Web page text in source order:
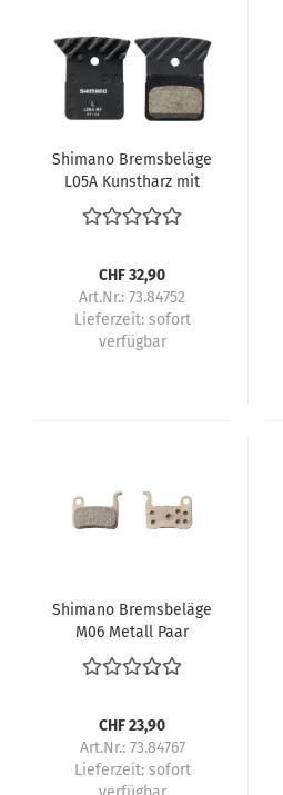
Shimano Bremsbeläge
L05A Kunstharz mit
Lamellen Paar
CHF 32,90
Art.Nr.: 73.84752
Lieferzeit: sofort
verfügbar
Shimano Bremsbeläge
M06 Metall Paar
CHF 23,90
Art.Nr.: 73.84767
Lieferzeit: sofort